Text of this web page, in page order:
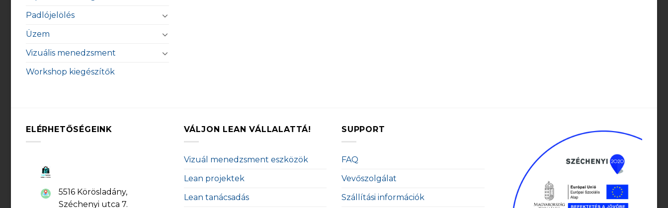
Padlójelölés
Üzem
Vizuális menedzsment
Workshop kiegészítők
ELÉRHETŐSÉGEINK
5516 Körösladány,
Széchenyi utca 7.
VÁLJON LEAN VÁLLALATTÁ!
Vizuál menedzsment eszközök
Lean projektek
Lean tanácsadás
SUPPORT
FAQ
Vevőszolgálat
Szállítási információk